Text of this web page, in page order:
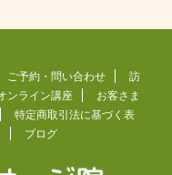
ご予約・問い合わせ
訪
ンライン講座
お客さま
特定商取引法に基づく表
ブログ